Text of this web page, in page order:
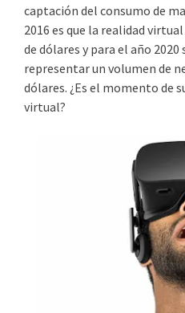
captación del consumo de
2016 es que la realidad
de dólares y para el año 2020
representar un volumen de
dólares. ¿Es el momento de
virtual?